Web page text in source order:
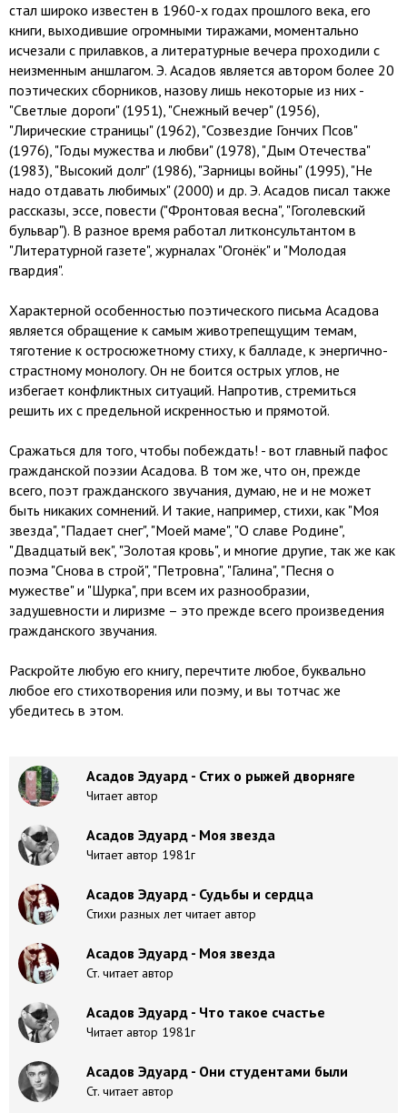
стал широко известен в 1960-х годах прошлого века, его
книги, выходившие огромными тиражами, моментально
исчезали с прилавков, а литературные вечера проходили с
неизменным аншлагом. Э. Асадов является автором более 20
поэтических сборников, назову лишь некоторые из них -
"Светлые дороги" (1951), "Снежный вечер" (1956),
"Лирические страницы" (1962), "Созвездие Гончих Псов"
(1976), "Годы мужества и любви" (1978), "Дым Отечества"
(1983), "Высокий долг" (1986), "Зарницы войны" (1995), "Не
надо отдавать любимых" (2000) и др. Э. Асадов писал также
рассказы, эссе, повести ("Фронтовая весна", "Гоголевский
бульвар"). В разное время работал литконсультантом в
"Литературной газете", журналах "Огонёк" и "Молодая
гвардия".
Характерной особенностью поэтического письма Асадова
является обращение к самым животрепещущим темам,
тяготение к остросюжетному стиху, к балладе, к энергично-
страстному монологу. Он не боится острых углов, не
избегает конфликтных ситуаций. Напротив, стремиться
решить их с предельной искренностью и прямотой.
Сражаться для того, чтобы побеждать! - вот главный пафос
гражданской поэзии Асадова. В том же, что он, прежде
всего, поэт гражданского звучания, думаю, не и не может
быть никаких сомнений. И такие, например, стихи, как "Моя
звезда", "Падает снег", "Моей маме", "О славе Родине",
"Двадцатый век", "Золотая кровь", и многие другие, так же как
поэма "Снова в строй", "Петровна", "Галина", "Песня о
мужестве" и "Шурка", при всем их разнообразии,
задушевности и лиризме – это прежде всего произведения
гражданского звучания.
Раскройте любую его книгу, перечтите любое, буквально
любое его стихотворения или поэму, и вы тотчас же
убедитесь в этом.
Асадов Эдуард - Стих о рыжей дворняге
Читает автор
Асадов Эдуард - Моя звезда
Читает автор 1981г
Асадов Эдуард - Судьбы и сердца
Стихи разных лет читает автор
Асадов Эдуард - Моя звезда
Ст. читает автор
Асадов Эдуард - Что такое счастье
Читает автор 1981г
Асадов Эдуард - Они студентами были
Ст. читает автор